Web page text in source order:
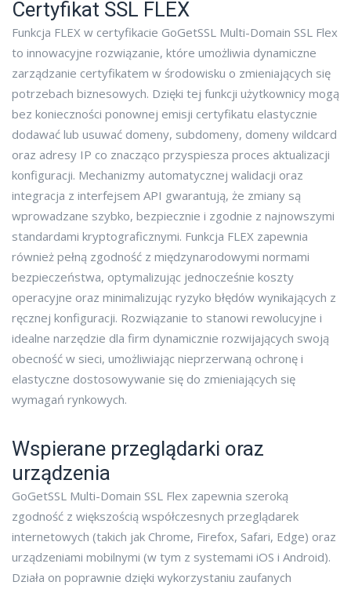
Certyfikat SSL FLEX
Funkcja FLEX w certyfikacie GoGetSSL Multi-Domain SSL Flex
to innowacyjne rozwiązanie, które umożliwia dynamiczne
zarządzanie certyfikatem w środowisku o zmieniających się
potrzebach biznesowych. Dzięki tej funkcji użytkownicy mogą
bez konieczności ponownej emisji certyfikatu elastycznie
dodawać lub usuwać domeny, subdomeny, domeny wildcard
oraz adresy IP co znacząco przyspiesza proces aktualizacji
konfiguracji. Mechanizmy automatycznej walidacji oraz
integracja z interfejsem API gwarantują, że zmiany są
wprowadzane szybko, bezpiecznie i zgodnie z najnowszymi
standardami kryptograficznymi. Funkcja FLEX zapewnia
również pełną zgodność z międzynarodowymi normami
bezpieczeństwa, optymalizując jednocześnie koszty
operacyjne oraz minimalizując ryzyko błędów wynikających z
ręcznej konfiguracji. Rozwiązanie to stanowi rewolucyjne i
idealne narzędzie dla firm dynamicznie rozwijających swoją
obecność w sieci, umożliwiając nieprzerwaną ochronę i
elastyczne dostosowywanie się do zmieniających się
wymagań rynkowych.
Wspierane przeglądarki oraz
urządzenia
GoGetSSL Multi-Domain SSL Flex zapewnia szeroką
zgodność z większością współczesnych przeglądarek
internetowych (takich jak Chrome, Firefox, Safari, Edge) oraz
urządzeniami mobilnymi (w tym z systemami iOS i Android).
Działa on poprawnie dzięki wykorzystaniu zaufanych